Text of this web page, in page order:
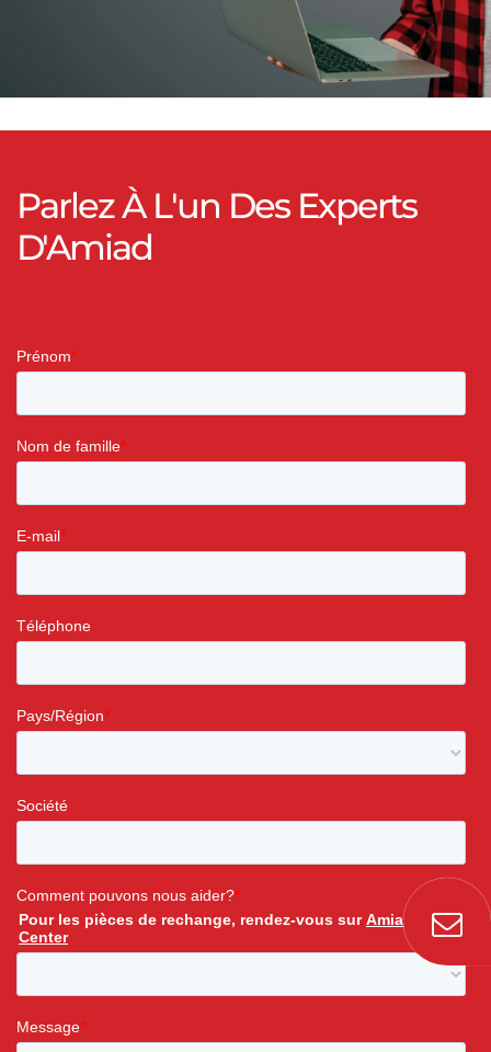
Parlez À L'un Des Experts
D'Amiad